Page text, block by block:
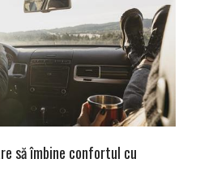
să îmbine confortul cu